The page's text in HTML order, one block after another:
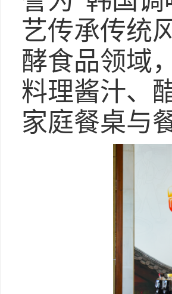
艺传承传统
酵食品领域
料理酱汁、
家庭餐桌与